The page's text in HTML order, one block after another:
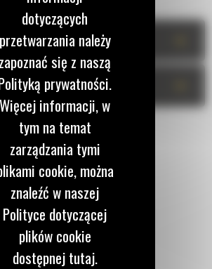
W KONTAKCIE
dotyczących
przetwarzania należy
zapoznać się z naszą
prywatności.
Więcej informacji, w
tym na temat
zarządzania tymi
cookie, można
znaleźć w naszej
Polityce dotyczącej
plików cookie
dostępnej tutaj.